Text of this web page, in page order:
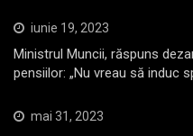
iunie 19, 2023
Ministrul Muncii, răspuns
pensiilor: „Nu vreau să induc
mai 31, 2023